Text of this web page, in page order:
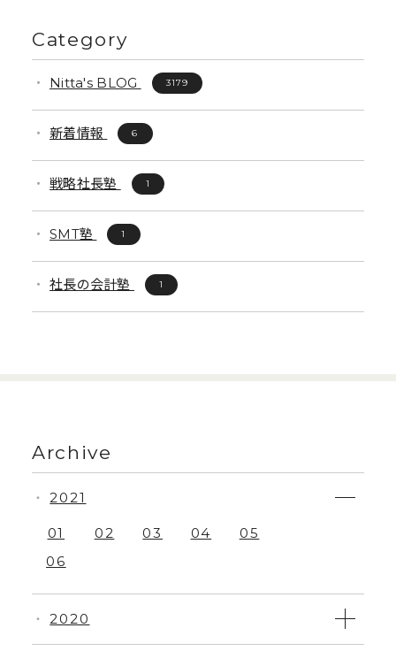
Category
Nitta's BLOG 3179
新着情報 6
戦略社長塾 1
SMT塾 1
社長の会計塾 1
Archive
・ 2020
・ 2021
01 02 03 04
05
06